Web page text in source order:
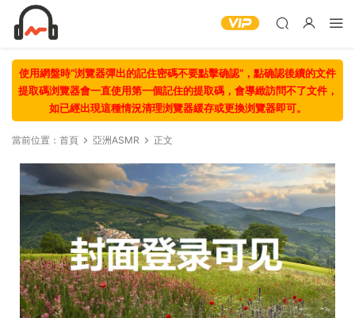
使用網盤時“浏覽器彈出的記住密碼不要點擊确認“，點确認後續的文件
提取碼浏覽器會一直使用第一個記住的提取碼，會導緻訪問不了文件，
如已經出現這種情況清理浏覽器緩存或更換浏覽器即可。
當前位置： 首頁 亞洲ASMR 正文